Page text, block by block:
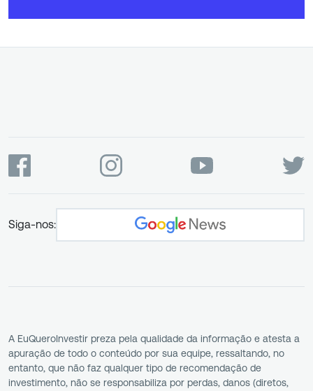
Siga-nos:
A EuQueroInvestir preza pela qualidade da informação e atesta a
apuração de todo o conteúdo por sua equipe, ressaltando, no
entanto, que não faz qualquer tipo de recomendação de
investimento, não se responsabiliza por perdas, danos (diretos,